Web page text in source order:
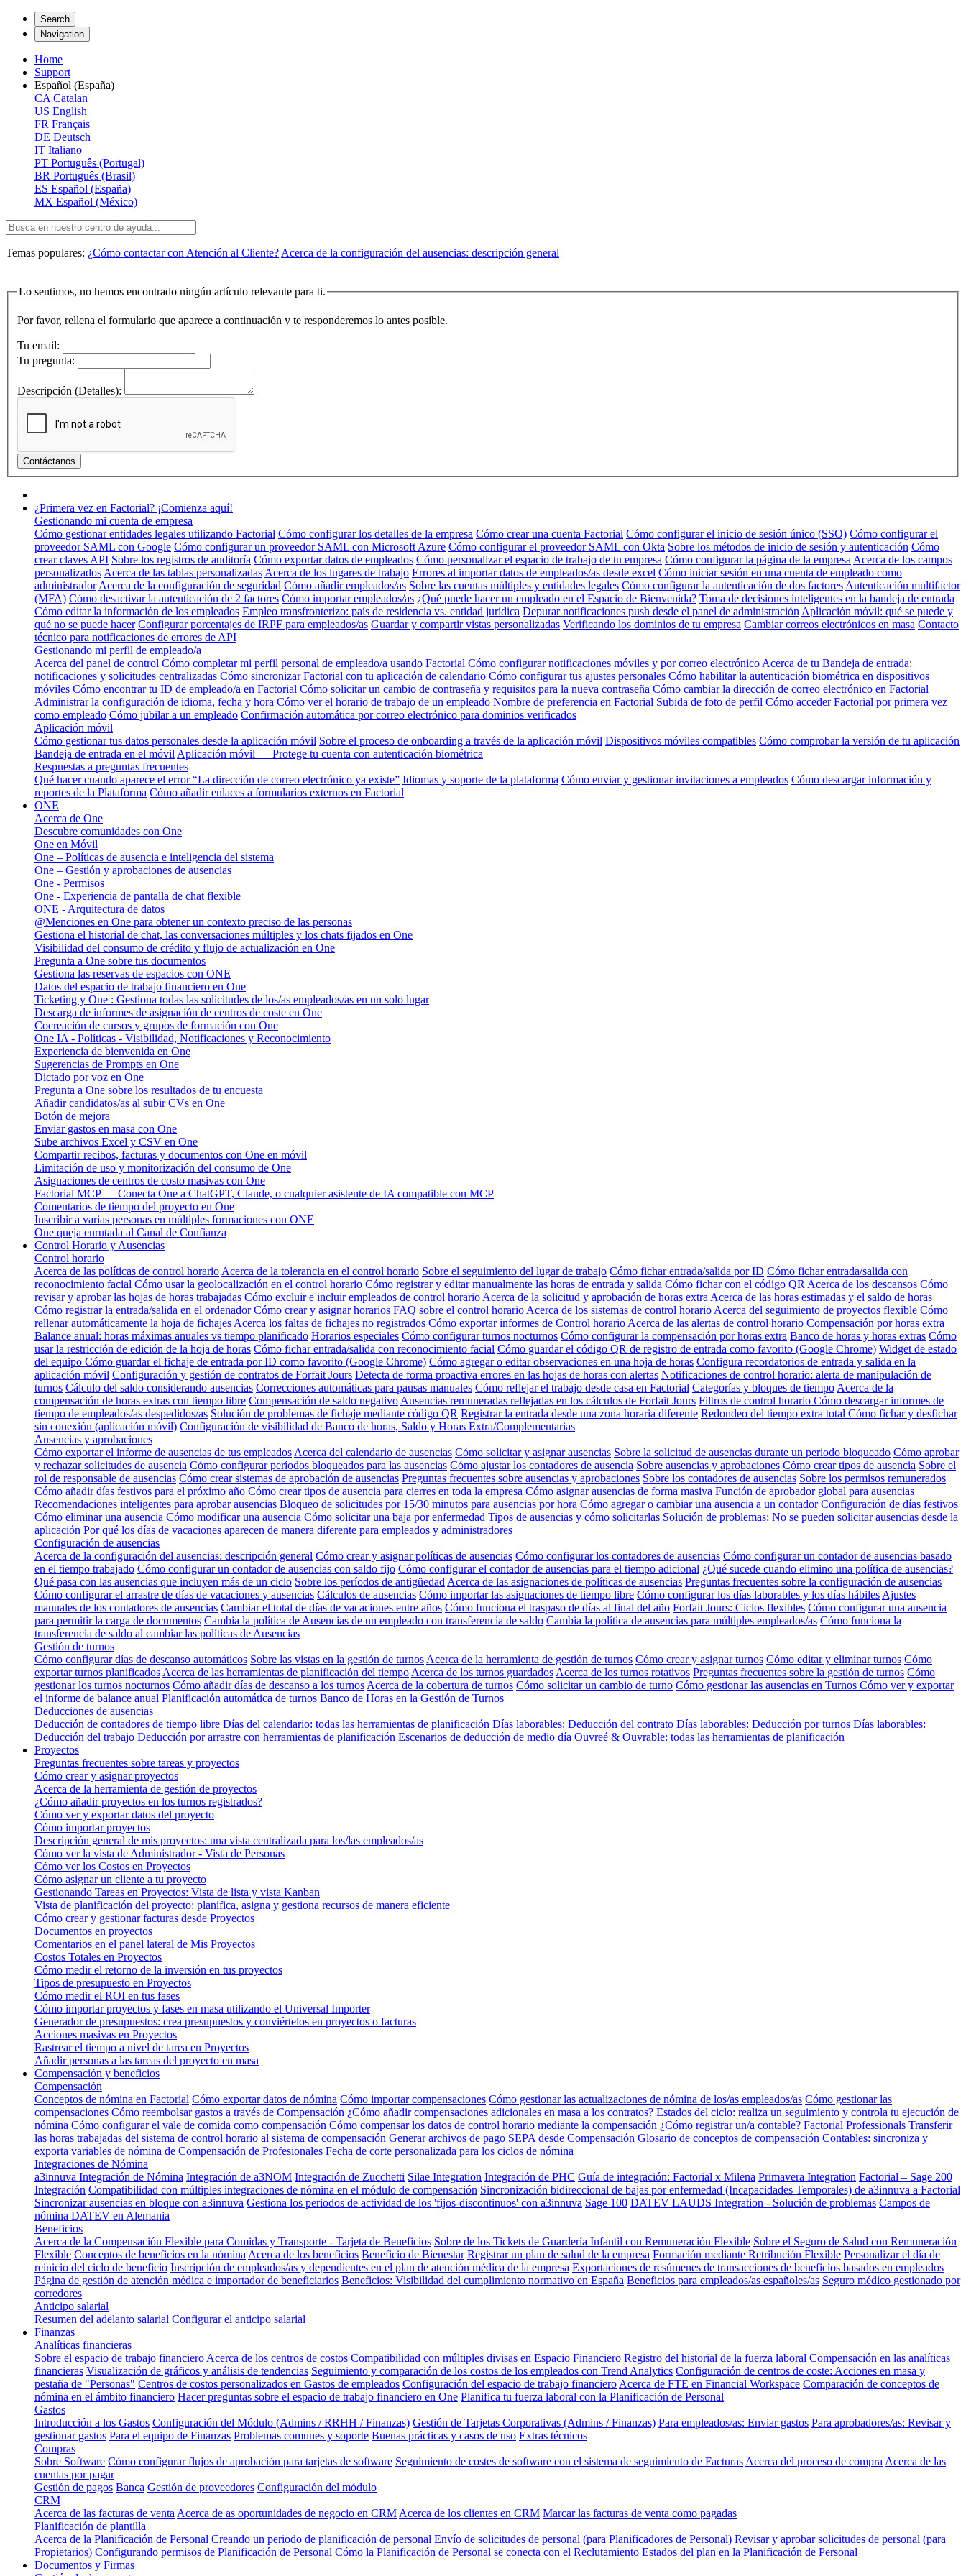
Search
Navigation
Home
Support
Español (España)
CA Catalan
US English
FR Français
DE Deutsch
IT Italiano
PT Português (Portugal)
BR Português (Brasil)
ES Español (España)
MX Español (México)
Temas populares: ¿Cómo contactar con Atención al Cliente? Acerca de la configuración del ausencias: descripción general
Lo sentimos, no hemos encontrado ningún artículo relevante para ti.
Por favor, rellena el formulario que aparece a continuación y te responderemos lo antes posible.
Tu email:
Tu pregunta:
Descripción (Detalles):
¿Primera vez en Factorial? ¡Comienza aquí!
Gestionando mi cuenta de empresa
Cómo gestionar entidades legales utilizando Factorial Cómo configurar los detalles de la empresa Cómo crear una cuenta Factorial Cómo configurar el inicio de sesión único (SSO) Cómo configurar el
proveedor SAML con Google Cómo configurar un proveedor SAML con Microsoft Azure Cómo configurar el proveedor SAML con Okta Sobre los métodos de inicio de sesión y autenticación Cómo
crear claves API Sobre los registros de auditoría Cómo exportar datos de empleados Cómo personalizar el espacio de trabajo de tu empresa Cómo configurar la página de la empresa Acerca de los campos
personalizados Acerca de las tablas personalizadas Acerca de los lugares de trabajo Errores al importar datos de empleados/as desde excel Cómo iniciar sesión en una cuenta de empleado como
administrador Acerca de la configuración de seguridad Cómo añadir empleados/as Sobre las cuentas múltiples y entidades legales Cómo configurar la autenticación de dos factores Autenticación multifactor
(MFA) Cómo desactivar la autenticación de 2 factores Cómo importar empleados/as ¿Qué puede hacer un empleado en el Espacio de Bienvenida? Toma de decisiones inteligentes en la bandeja de entrada
Cómo editar la información de los empleados Empleo transfronterizo: país de residencia vs. entidad jurídica Depurar notificaciones push desde el panel de administración Aplicación móvil: qué se puede y
qué no se puede hacer Configurar porcentajes de IRPF para empleados/as Guardar y compartir vistas personalizadas Verificando los dominios de tu empresa Cambiar correos electrónicos en masa Contacto
técnico para notificaciones de errores de API
Gestionando mi perfil de empleado/a
Acerca del panel de control Cómo completar mi perfil personal de empleado/a usando Factorial Cómo configurar notificaciones móviles y por correo electrónico Acerca de tu Bandeja de entrada:
notificaciones y solicitudes centralizadas Cómo sincronizar Factorial con tu aplicación de calendario Cómo configurar tus ajustes personales Cómo habilitar la autenticación biométrica en dispositivos
móviles Cómo encontrar tu ID de empleado/a en Factorial Cómo solicitar un cambio de contraseña y requisitos para la nueva contraseña Cómo cambiar la dirección de correo electrónico en Factorial
Administrar la configuración de idioma, fecha y hora Cómo ver el horario de trabajo de un empleado Nombre de preferencia en Factorial Subida de foto de perfil Cómo acceder Factorial por primera vez
como empleado Cómo jubilar a un empleado Confirmación automática por correo electrónico para dominios verificados
Aplicación móvil
Cómo gestionar tus datos personales desde la aplicación móvil Sobre el proceso de onboarding a través de la aplicación móvil Dispositivos móviles compatibles Cómo comprobar la versión de tu aplicación
Bandeja de entrada en el móvil Aplicación móvil — Protege tu cuenta con autenticación biométrica
Respuestas a preguntas frecuentes
Qué hacer cuando aparece el error “La dirección de correo electrónico ya existe” Idiomas y soporte de la plataforma Cómo enviar y gestionar invitaciones a empleados Cómo descargar información y
reportes de la Plataforma Cómo añadir enlaces a formularios externos en Factorial
ONE
Acerca de One
Descubre comunidades con One
One en Móvil
One – Políticas de ausencia e inteligencia del sistema
One – Gestión y aprobaciones de ausencias
One - Permisos
One - Experiencia de pantalla de chat flexible
ONE - Arquitectura de datos
@Menciones en One para obtener un contexto preciso de las personas
Gestiona el historial de chat, las conversaciones múltiples y los chats fijados en One
Visibilidad del consumo de crédito y flujo de actualización en One
Pregunta a One sobre tus documentos
Gestiona las reservas de espacios con ONE
Datos del espacio de trabajo financiero en One
Ticketing y One : Gestiona todas las solicitudes de los/as empleados/as en un solo lugar
Descarga de informes de asignación de centros de coste en One
Cocreación de cursos y grupos de formación con One
One IA - Políticas - Visibilidad, Notificaciones y Reconocimiento
Experiencia de bienvenida en One
Sugerencias de Prompts en One
Dictado por voz en One
Pregunta a One sobre los resultados de tu encuesta
Añadir candidatos/as al subir CVs en One
Botón de mejora
Enviar gastos en masa con One
Sube archivos Excel y CSV en One
Compartir recibos, facturas y documentos con One en móvil
Limitación de uso y monitorización del consumo de One
Asignaciones de centros de costo masivas con One
Factorial MCP — Conecta One a ChatGPT, Claude, o cualquier asistente de IA compatible con MCP
Comentarios de tiempo del proyecto en One
Inscribir a varias personas en múltiples formaciones con ONE
One queja enrutada al Canal de Confianza
Control Horario y Ausencias
Control horario
Acerca de las políticas de control horario Acerca de la tolerancia en el control horario Sobre el seguimiento del lugar de trabajo Cómo fichar entrada/salida por ID Cómo fichar entrada/salida con
reconocimiento facial Cómo usar la geolocalización en el control horario Cómo registrar y editar manualmente las horas de entrada y salida Cómo fichar con el código QR Acerca de los descansos Cómo
revisar y aprobar las hojas de horas trabajadas Cómo excluir e incluir empleados de control horario Acerca de la solicitud y aprobación de horas extra Acerca de las horas estimadas y el saldo de horas
Cómo registrar la entrada/salida en el ordenador Cómo crear y asignar horarios FAQ sobre el control horario Acerca de los sistemas de control horario Acerca del seguimiento de proyectos flexible Cómo
rellenar automáticamente la hoja de fichajes Acerca los faltas de fichajes no registrados Cómo exportar informes de Control horario Acerca de las alertas de control horario Compensación por horas extra
Balance anual: horas máximas anuales vs tiempo planificado Horarios especiales Cómo configurar turnos nocturnos Cómo configurar la compensación por horas extra Banco de horas y horas extras Cómo
usar la restricción de edición de la hoja de horas Cómo fichar entrada/salida con reconocimiento facial Cómo guardar el código QR de registro de entrada como favorito (Google Chrome) Widget de estado
del equipo Cómo guardar el fichaje de entrada por ID como favorito (Google Chrome) Cómo agregar o editar observaciones en una hoja de horas Configura recordatorios de entrada y salida en la
aplicación móvil Configuración y gestión de contratos de Forfait Jours Detecta de forma proactiva errores en las hojas de horas con alertas Notificaciones de control horario: alerta de manipulación de
turnos Cálculo del saldo considerando ausencias Correcciones automáticas para pausas manuales Cómo reflejar el trabajo desde casa en Factorial Categorías y bloques de tiempo Acerca de la
compensación de horas extras con tiempo libre Compensación de saldo negativo Ausencias remuneradas reflejadas en los cálculos de Forfait Jours Filtros de control horario Cómo descargar informes de
tiempo de empleados/as despedidos/as Solución de problemas de fichaje mediante código QR Registrar la entrada desde una zona horaria diferente Redondeo del tiempo extra total Cómo fichar y desfichar
sin conexión (aplicación móvil) Configuración de visibilidad de Banco de horas, Saldo y Horas Extra/Complementarias
Ausencias y aprobaciones
Cómo exportar el informe de ausencias de tus empleados Acerca del calendario de ausencias Cómo solicitar y asignar ausencias Sobre la solicitud de ausencias durante un periodo bloqueado Cómo aprobar
y rechazar solicitudes de ausencia Cómo configurar períodos bloqueados para las ausencias Cómo ajustar los contadores de ausencia Sobre ausencias y aprobaciones Cómo crear tipos de ausencia Sobre el
rol de responsable de ausencias Cómo crear sistemas de aprobación de ausencias Preguntas frecuentes sobre ausencias y aprobaciones Sobre los contadores de ausencias Sobre los permisos remunerados
Cómo añadir días festivos para el próximo año Cómo crear tipos de ausencia para cierres en toda la empresa Cómo asignar ausencias de forma masiva Función de aprobador global para ausencias
Recomendaciones inteligentes para aprobar ausencias Bloqueo de solicitudes por 15/30 minutos para ausencias por hora Cómo agregar o cambiar una ausencia a un contador Configuración de días festivos
Cómo eliminar una ausencia Cómo modificar una ausencia Cómo solicitar una baja por enfermedad Tipos de ausencias y cómo solicitarlas Solución de problemas: No se pueden solicitar ausencias desde la
aplicación Por qué los días de vacaciones aparecen de manera diferente para empleados y administradores
Configuración de ausencias
Acerca de la configuración del ausencias: descripción general Cómo crear y asignar políticas de ausencias Cómo configurar los contadores de ausencias Cómo configurar un contador de ausencias basado
en el tiempo trabajado Cómo configurar un contador de ausencias con saldo fijo Cómo configurar el contador de ausencias para el tiempo adicional ¿Qué sucede cuando elimino una política de ausencias?
Qué pasa con las ausencias que incluyen más de un ciclo Sobre los períodos de antigüedad Acerca de las asignaciones de políticas de ausencias Preguntas frecuentes sobre la configuración de ausencias
Cómo configurar el arrastre de días de vacaciones y ausencias Cálculos de ausencias Cómo importar las asignaciones de tiempo libre Cómo configurar los días laborables y los días hábiles Ajustes
manuales de los contadores de ausencias Cambiar el total de días de vacaciones entre años Cómo funciona el traspaso de días al final del año Forfait Jours: Ciclos flexibles Cómo configurar una ausencia
para permitir la carga de documentos Cambia la política de Ausencias de un empleado con transferencia de saldo Cambia la política de ausencias para múltiples empleados/as Cómo funciona la
transferencia de saldo al cambiar las políticas de Ausencias
Gestión de turnos
Cómo configurar días de descanso automáticos Sobre las vistas en la gestión de turnos Acerca de la herramienta de gestión de turnos Cómo crear y asignar turnos Cómo editar y eliminar turnos Cómo
exportar turnos planificados Acerca de las herramientas de planificación del tiempo Acerca de los turnos guardados Acerca de los turnos rotativos Preguntas frecuentes sobre la gestión de turnos Cómo
gestionar los turnos nocturnos Cómo añadir días de descanso a los turnos Acerca de la cobertura de turnos Cómo solicitar un cambio de turno Cómo gestionar las ausencias en Turnos Cómo ver y exportar
el informe de balance anual Planificación automática de turnos Banco de Horas en la Gestión de Turnos
Deducciones de ausencias
Deducción de contadores de tiempo libre Días del calendario: todas las herramientas de planificación Días laborables: Deducción del contrato Días laborables: Deducción por turnos Días laborables:
Deducción del trabajo Deducción por arrastre con herramientas de planificación Escenarios de deducción de medio día Ouvreé & Ouvrable: todas las herramientas de planificación
Proyectos
Preguntas frecuentes sobre tareas y proyectos
Cómo crear y asignar proyectos
Acerca de la herramienta de gestión de proyectos
¿Cómo añadir proyectos en los turnos registrados?
Cómo ver y exportar datos del proyecto
Cómo importar proyectos
Descripción general de mis proyectos: una vista centralizada para los/las empleados/as
Cómo ver la vista de Administrador - Vista de Personas
Cómo ver los Costos en Proyectos
Cómo asignar un cliente a tu proyecto
Gestionando Tareas en Proyectos: Vista de lista y vista Kanban
Vista de planificación del proyecto: planifica, asigna y gestiona recursos de manera eficiente
Cómo crear y gestionar facturas desde Proyectos
Documentos en proyectos
Comentarios en el panel lateral de Mis Proyectos
Costos Totales en Proyectos
Cómo medir el retorno de la inversión en tus proyectos
Tipos de presupuesto en Proyectos
Cómo medir el ROI en tus fases
Cómo importar proyectos y fases en masa utilizando el Universal Importer
Generador de presupuestos: crea presupuestos y conviértelos en proyectos o facturas
Acciones masivas en Proyectos
Rastrear el tiempo a nivel de tarea en Proyectos
Añadir personas a las tareas del proyecto en masa
Compensación y beneficios
Compensación
Conceptos de nómina en Factorial Cómo exportar datos de nómina Cómo importar compensaciones Cómo gestionar las actualizaciones de nómina de los/as empleados/as Cómo gestionar las
compensaciones Cómo reembolsar gastos a través de Compensación ¿Cómo añadir compensaciones adicionales en masa a los contratos? Estados del ciclo: realiza un seguimiento y controla tu ejecución de
nómina Cómo configurar el vale de comida como compensación Cómo compensar los datos de control horario mediante la compensación ¿Cómo registrar un/a contable? Factorial Professionals Transferir
las horas trabajadas del sistema de control horario al sistema de compensación Generar archivos de pago SEPA desde Compensación Glosario de conceptos de compensación Contables: sincroniza y
exporta variables de nómina de Compensación de Profesionales Fecha de corte personalizada para los ciclos de nómina
Integraciones de Nómina
a3innuva Integración de Nómina Integración de a3NOM Integración de Zucchetti Silae Integration Integración de PHC Guía de integración: Factorial x Milena Primavera Integration Factorial – Sage 200
Integración Compatibilidad con múltiples integraciones de nómina en el módulo de compensación Sincronización bidireccional de bajas por enfermedad (Incapacidades Temporales) de a3innuva a Factorial
Sincronizar ausencias en bloque con a3innuva Gestiona los periodos de actividad de los 'fijos-discontinuos' con a3innuva Sage 100 DATEV LAUDS Integration - Solución de problemas Campos de
nómina DATEV en Alemania
Beneficios
Acerca de la Compensación Flexible para Comidas y Transporte - Tarjeta de Beneficios Sobre de los Tickets de Guardería Infantil con Remuneración Flexible Sobre el Seguro de Salud con Remuneración
Flexible Conceptos de beneficios en la nómina Acerca de los beneficios Beneficio de Bienestar Registrar un plan de salud de la empresa Formación mediante Retribución Flexible Personalizar el día de
reinicio del ciclo de beneficio Inscripción de empleados/as y dependientes en el plan de atención médica de la empresa Exportaciones de resúmenes de transacciones de beneficios basados en empleados
Página de gestión de atención médica e importador de beneficiarios Beneficios: Visibilidad del cumplimiento normativo en España Beneficios para empleados/as españoles/as Seguro médico gestionado por
corredores
Anticipo salarial
Resumen del adelanto salarial Configurar el anticipo salarial
Finanzas
Analíticas financieras
Sobre el espacio de trabajo financiero Acerca de los centros de costos Compatibilidad con múltiples divisas en Espacio Financiero Registro del historial de la fuerza laboral Compensación en las analíticas
financieras Visualización de gráficos y análisis de tendencias Seguimiento y comparación de los costos de los empleados con Trend Analytics Configuración de centros de coste: Acciones en masa y
pestaña de "Personas" Centros de costos personalizados en Gastos de empleados Configuración del espacio de trabajo financiero Acerca de FTE en Financial Workspace Comparación de conceptos de
nómina en el ámbito financiero Hacer preguntas sobre el espacio de trabajo financiero en One Planifica tu fuerza laboral con la Planificación de Personal
Gastos
Introducción a los Gastos Configuración del Módulo (Admins / RRHH / Finanzas) Gestión de Tarjetas Corporativas (Admins / Finanzas) Para empleados/as: Enviar gastos Para aprobadores/as: Revisar y
gestionar gastos Para el equipo de Finanzas Problemas comunes y soporte Buenas prácticas y casos de uso Extras técnicos
Compras
Sobre Software Cómo configurar flujos de aprobación para tarjetas de software Seguimiento de costes de software con el sistema de seguimiento de Facturas Acerca del proceso de compra Acerca de las
cuentas por pagar
Gestión de pagos Banca Gestión de proveedores Configuración del módulo
CRM
Acerca de las facturas de venta Acerca de as oportunidades de negocio en CRM Acerca de los clientes en CRM Marcar las facturas de venta como pagadas
Planificación de plantilla
Acerca de la Planificación de Personal Creando un periodo de planificación de personal Envío de solicitudes de personal (para Planificadores de Personal) Revisar y aprobar solicitudes de personal (para
Propietarios) Configurando permisos de Planificación de Personal Cómo la Planificación de Personal se conecta con el Reclutamiento Estados del plan en la Planificación de Personal
Documentos y Firmas